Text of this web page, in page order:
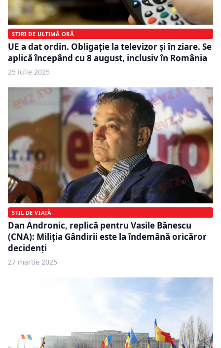
ȘTIRI DE ULTIMĂ ORĂ
UE a dat ordin. Obligație la televizor și în ziare. Se
aplică începând cu 8 august, inclusiv în România
25 iulie 2025
STIL DE VIAȚĂ
Dan Andronic, replică pentru Vasile Bănescu
(CNA): Miliția Gândirii este la îndemână oricăror
decidenți
27 martie 2025